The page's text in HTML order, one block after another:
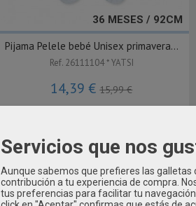
36 MESES / 92CM
Pijama Pelele bebé Unisex primavera...
Ref. 26111104 * YATSI
14,39 €15,99 €
-20 %
Servicios que nos
Aunque sabemos que prefieres las
contribución a tu experiencia de compra.
tus preferencias para facilitar tu